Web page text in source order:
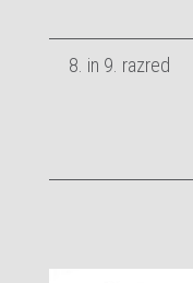
8. in 9. razred